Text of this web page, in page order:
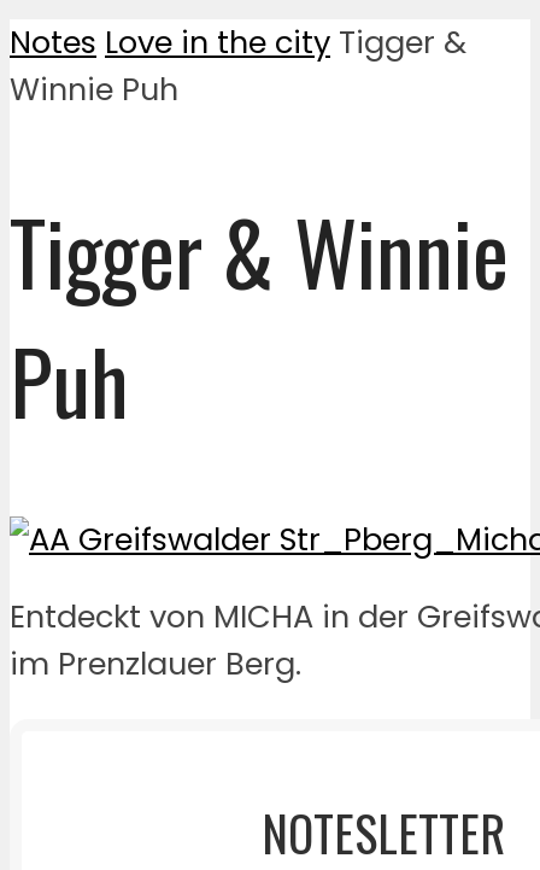
Notes Love in the city Tigger &
Winnie Puh
Tigger & Winnie
Puh
Entdeckt von MICHA in der
im Prenzlauer Berg.
NOTESLETTER